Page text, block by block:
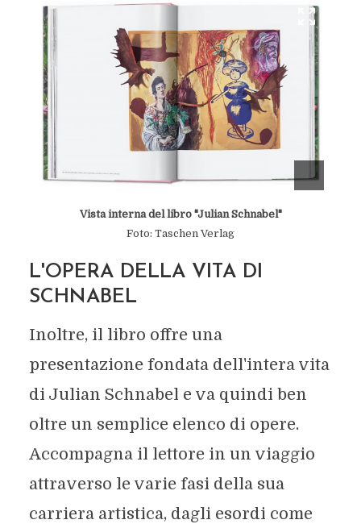
Vista interna del libro "Julian Schnabel"
Foto: Taschen Verlag
L'OPERA DELLA VITA DI
SCHNABEL
Inoltre, il libro offre una
presentazione fondata dell'intera vita
di Julian Schnabel e va quindi ben
oltre un semplice elenco di opere.
Accompagna il lettore in un viaggio
attraverso le varie fasi della sua
carriera artistica, dagli esordi come